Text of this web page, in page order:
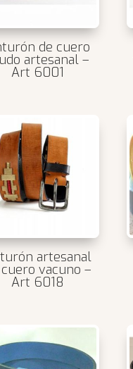
de cuero
artesanal –
Art 6001
artesanal
vacuno –
Art 6018